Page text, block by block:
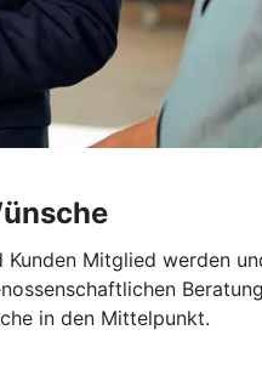
Mitglied werden
in den Mittelpunkt.